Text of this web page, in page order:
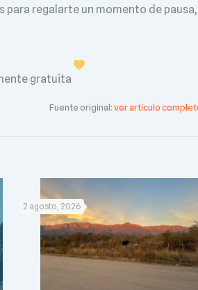
regalarte un momento de pausa,
gratuita
Fuente original:ver artículo
2 agosto, 2026